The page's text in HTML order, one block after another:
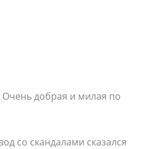
добрая и милая по
со скандалами сказался